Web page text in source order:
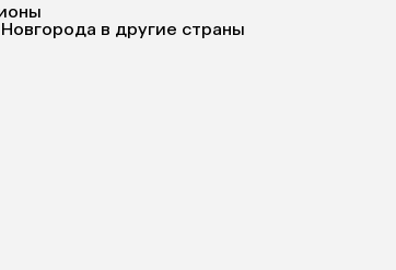
в другие страны